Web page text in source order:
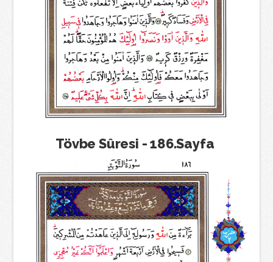
Tövbe Sûresi - 186.Sayfa